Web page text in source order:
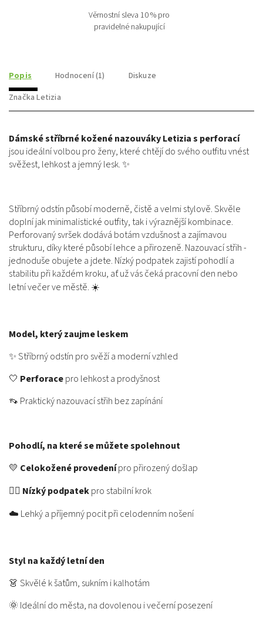
Věrnostní sleva 10 % pro
pravidelné nakupující
Popis Hodnocení (1)
Diskuze
Značka Letizia
Dámské stříbrné kožené nazouváky Letizia s perforací
jsou ideální volbou pro ženy, které chtějí do svého outfitu vnést
svěžest, lehkost a jemný lesk. ✨
Stříbrný odstín působí moderně, čistě a velmi stylově. Skvěle
doplní jak minimalistické outfity, tak i výraznější kombinace.
Perforovaný svršek dodává botám vzdušnost a zajímavou
strukturu, díky které působí lehce a přirozeně. Nazouvací střih -
jednoduše obujete a jdete. Nízký podpatek zajistí pohodlí a
stabilitu při každém kroku, ať už vás čeká pracovní den nebo
letní večer ve městě. ☀️
Model, který zaujme leskem
✨ Stříbrný odstín pro svěží a moderní vzhled
🤍 Perforacepro lehkost a prodyšnost
👡 Praktický nazouvací střih bez zapínání
Pohodlí, na které se můžete spolehnout
💛 Celokožené provedenípro přirozený došlap
🚶‍♀️ Nízký podpatekpro stabilní krok
☁️ Lehký a příjemný pocit při celodenním nošení
Styl na každý letní den
👗 Skvělé k šatům, sukním i kalhotám
🌞 Ideální do města, na dovolenou i večerní posezení